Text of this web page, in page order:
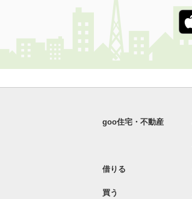
goo住宅・不動産
借りる
買う